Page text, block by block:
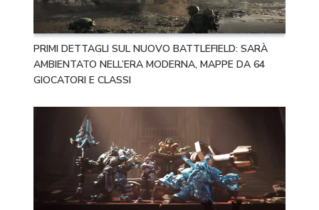
PRIMI DETTAGLI SUL NUOVO BATTLEFIELD: SARÀ
AMBIENTATO NELL’ERA MODERNA, MAPPE DA 64
GIOCATORI E CLASSI